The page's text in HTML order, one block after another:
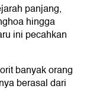
panjang,
hingga
ini pecahkan
banyak orang
berasal dari